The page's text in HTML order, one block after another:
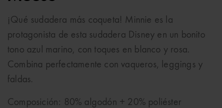
¡Qué sudadera más coqueta! Minnie es la
protagonista de esta sudadera Disney en un bonito
tono azul marino, con toques en blanco y rosa.
Combina perfectamente con vaqueros, leggings y
faldas.
Composición: 80% algodón + 20% poliéster